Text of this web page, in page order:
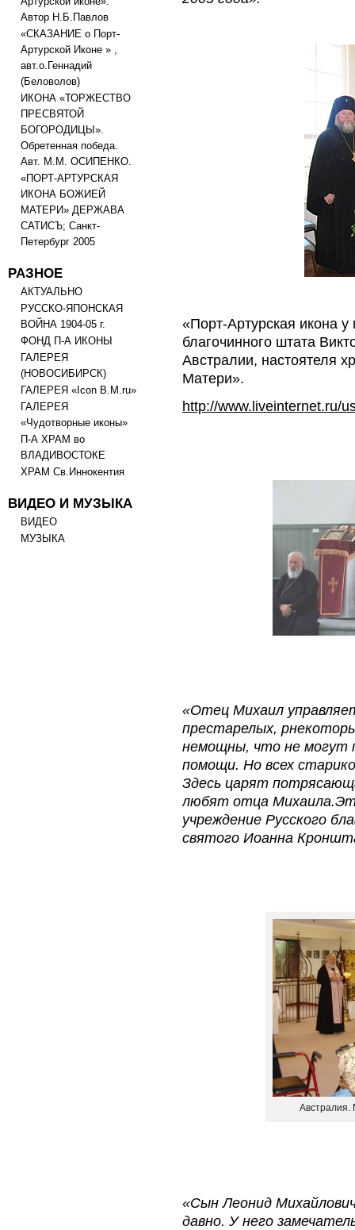
Автор Н.Б.Павлов
«СКАЗАНИЕ о Порт-
Артурской Иконе » ,
авт.о.Геннадий
(Беловолов)
ИКОНА «ТОРЖЕСТВО
ПРЕСВЯТОЙ
БОГОРОДИЦЫ».
Обретенная победа.
Авт. М.М. ОСИПЕНКО.
«ПОРТ-АРТУРСКАЯ
ИКОНА БОЖИЕЙ
МАТЕРИ» ДЕРЖАВА
САТИСЪ; Санкт-
Петербург 2005
РАЗНОЕ
АКТУАЛЬНО
РУССКО-ЯПОНСКАЯ
ВОЙНА 1904-05 г.
ФОНД П-А ИКОНЫ
ГАЛЕРЕЯ
(НОВОСИБИРСК)
ГАЛЕРЕЯ «Icon B.M.ru»
ГАЛЕРЕЯ
«Чудотворные иконы»
П-А ХРАМ во
ВЛАДИВОСТОКЕ
ХРАМ Св.Иннокентия
ВИДЕО И МУЗЫКА
ВИДЕО
МУЗЫКА
«Порт-Артурская икона
благочинного штата
Австралии, настоятеля
Матери».
http://www.liveinternet.ru/
«Отец Михаил
престарелых,
немощны, что не могут
помощи. Но всех
Здесь царят
любят отца
учреждение Русского
святого Иоанна
Австралия.
«Сын Леонид
давно. У него